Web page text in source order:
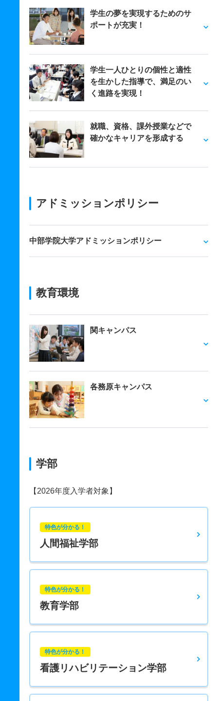
学生の夢を実現するためのサ
ポートが充実！
学生一人ひとりの個性と適性
を生かした指導で、満足のい
く進路を実現！
就職、資格、課外授業などで
確かなキャリアを形成する
アドミッションポリシー
中部学院大学アドミッションポリシー
教育環境
関キャンパス
各務原キャンパス
学部
【2026年度入学者対象】
特色が分かる！
人間福祉学部
特色が分かる！
教育学部
特色が分かる！
看護リハビリテーション学部